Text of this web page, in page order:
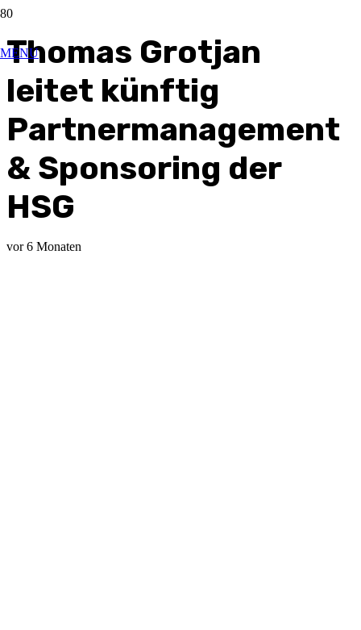
MENU
Thomas Grotjan
leitet künftig
Partnermanagement
& Sponsoring der
HSG
vor 6 Monaten